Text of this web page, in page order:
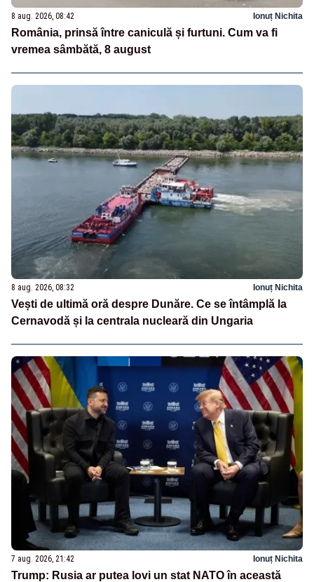
8 aug. 2026, 08:42 Ionuț Nichita
România, prinsă între caniculă și furtuni. Cum va fi
vremea sâmbătă, 8 august
8 aug. 2026, 08:32 Ionuț Nichita
Vești de ultimă oră despre Dunăre. Ce se întâmplă la
Cernavodă și la centrala nucleară din Ungaria
7 aug. 2026, 21:42 Ionuț Nichita
Trump: Rusia ar putea lovi un stat NATO în această